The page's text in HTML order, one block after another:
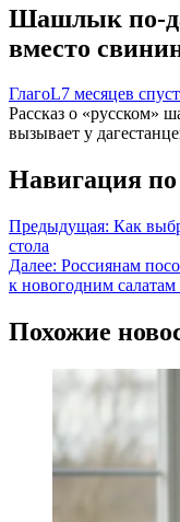
Шашлык по-
вместо
ГлагоL7 месяцев
Рассказ о «русском»
вызывает у
Навигация
Предыдущая: Как
стола
Далее: Россиянам
к новогодним
Похожие